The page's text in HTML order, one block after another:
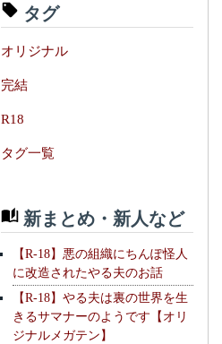
タグ
オリジナル
完結
R18
タグ一覧
新まとめ・新人など
【R-18】悪の組織にちんぽ怪人
に改造されたやる夫のお話
【R-18】やる夫は裏の世界を生
きるサマナーのようです【オリ
ジナルメガテン】